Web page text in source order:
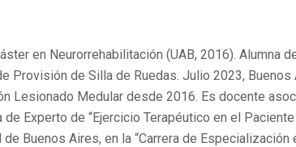
en Neurorrehabilitación (UAB, 2016). Alumna
Provisión de Silla de Ruedas. Julio 2023, Buenos
Lesionado Medular desde 2016. Es docente
Experto de “Ejercicio Terapéutico en el
Buenos Aires, en la “Carrera de